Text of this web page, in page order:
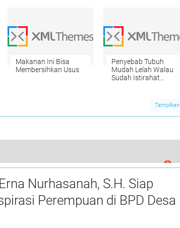
Makanan Ini Bisa
Membersihkan Usus
Penyebab Tubuh
Mudah Lelah Walau
Sudah Istirahat
Tampilkan
untuk Perkembangan Otak Anak
0
Nurhasanah, S.H. Siap
Perempuan di BPD Desa